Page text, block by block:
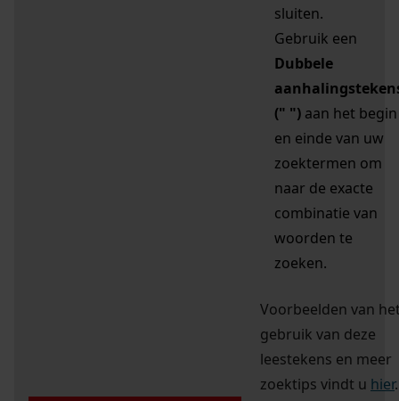
sluiten.
Gebruik een
Dubbele
(" ") aan het begin
en einde van uw
zoektermen om
naar de exacte
combinatie van
woorden te
zoeken.
Voorbeelden van
gebruik van deze
leestekens en meer
zoektips vindt u hier.